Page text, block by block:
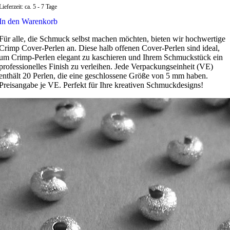
ca. 5 - 7 Tage
den Warenkorb
alle, die Schmuck selbst machen möchten, bieten wir hochwertige
Cover-Perlen an. Diese halb offenen Cover-Perlen sind ideal,
Crimp-Perlen elegant zu kaschieren und Ihrem Schmuckstück ein
Finish zu verleihen. Jede Verpackungseinheit (VE)
20 Perlen, die eine geschlossene Größe von 5 mm haben.
je VE. Perfekt für Ihre kreativen Schmuckdesigns!